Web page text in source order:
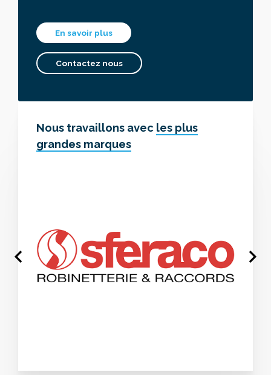
En savoir plus
Contactez nous
Nous travaillons avec les plus
grandes marques